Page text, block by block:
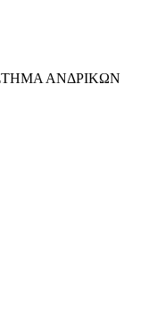
ΑΝΔΡΙΚΩΝ